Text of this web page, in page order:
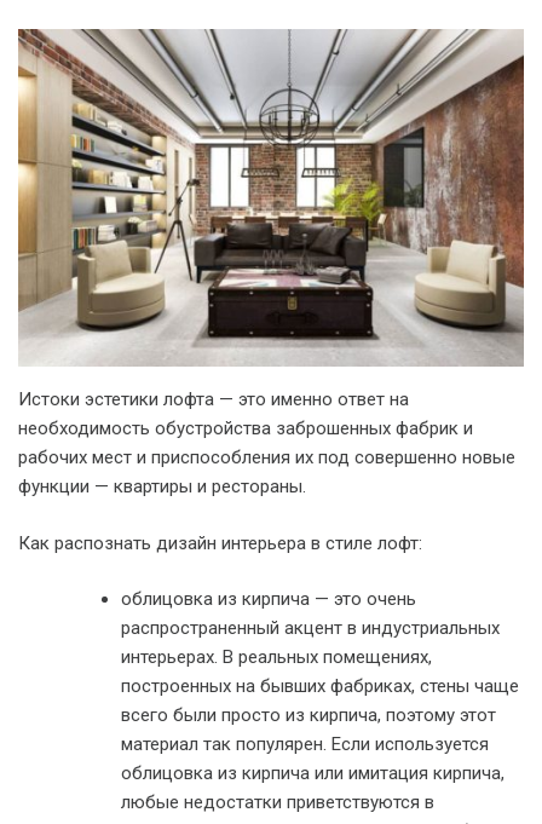
Истоки эстетики лофта — это именно ответ на
необходимость обустройства заброшенных фабрик и
рабочих мест и приспособления их под совершенно новые
функции — квартиры и рестораны.
Как распознать дизайн интерьера в стиле лофт:
облицовка из кирпича — это очень
распространенный акцент в индустриальных
интерьерах. В реальных помещениях,
построенных на бывших фабриках, стены чаще
всего были просто из кирпича, поэтому этот
материал так популярен. Если используется
облицовка из кирпича или имитация кирпича,
любые недостатки приветствуются в